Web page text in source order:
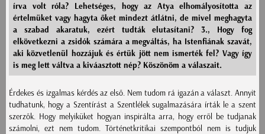
írva volt róla? Lehetséges, hogy az Atya elhomályosította az
értelmüket vagy hagyta őket mindezt átlátni, de mivel meghagyta
a szabad akaratuk, ezért tudták elutasítani? 3., Hogy fog
elkövetkezni a zsidók számára a megváltás, ha Istenfiának szavát,
aki közvetlenül hozzájuk és értük jött nem ismerték fel? Vagy így
is meg lett váltva a kiváasztott nép? Köszönöm a válaszait.
Érdekes és izgalmas kérdés az első. Nem tudom rá igazán a választ. Annyit
tudhatunk, hogy a Szentírást a Szentlélek sugalmazására írták le a szent
szerzők. Hogy melyiküket hogyan inspirálta arra, hogy erről be tudjanak
számolni, ezt nem tudom. Történetkritikai szempontból nem is tudjuk